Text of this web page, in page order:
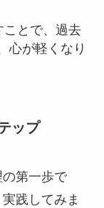
ことで、過去
心が軽くなり
ップ
第一歩で
践してみま